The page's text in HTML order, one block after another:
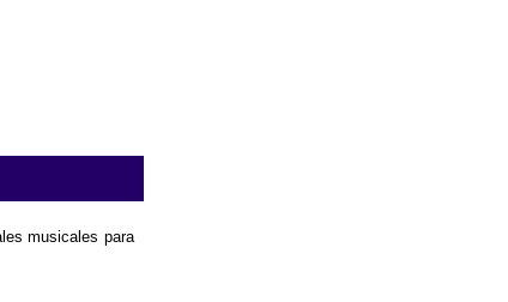
musicales para